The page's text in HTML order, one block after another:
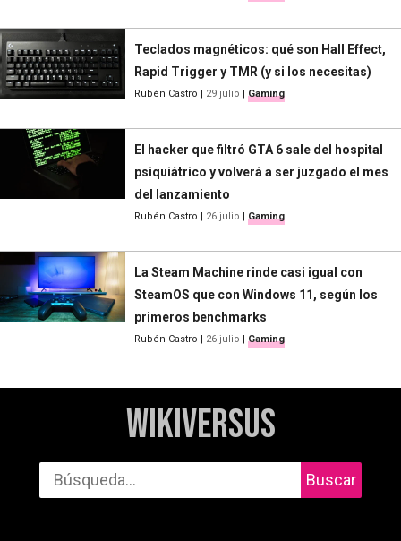
Teclados magnéticos: qué son Hall Effect,
Rapid Trigger y TMR (y si los necesitas)
Rubén Castro | 29 julio | Gaming
El hacker que filtró GTA 6 sale del hospital
psiquiátrico y volverá a ser juzgado el mes
del lanzamiento
Rubén Castro | 26 julio | Gaming
La Steam Machine rinde casi igual con
SteamOS que con Windows 11, según los
primeros benchmarks
Rubén Castro | 26 julio | Gaming
WikiVersus
Buscar